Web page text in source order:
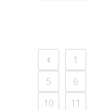
1
5
6
10
11